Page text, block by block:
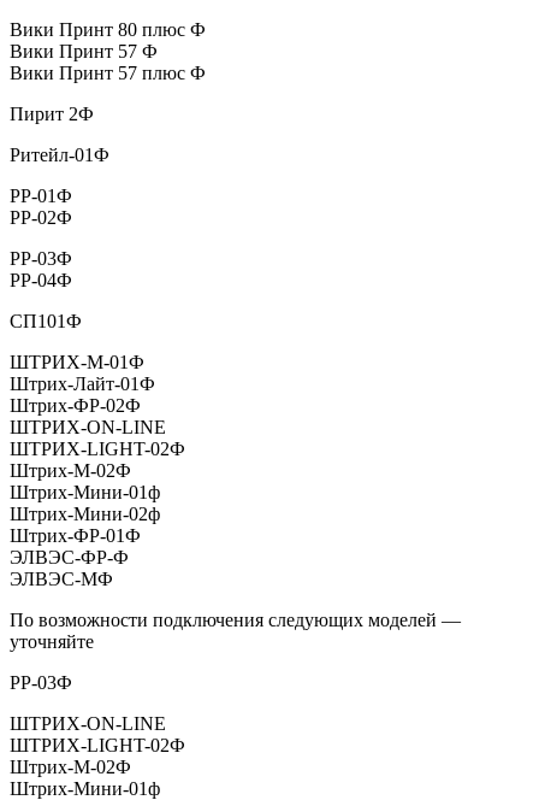
Вики Принт 80 плюс Ф
Вики Принт 57 Ф
Вики Принт 57 плюс Ф
Пирит 2Ф
Ритейл-01Ф
РР-01Ф
РР-02Ф
РР-03Ф
РР-04Ф
СП101Ф
ШТРИХ-М-01Ф
Штрих-Лайт-01Ф
Штрих-ФР-02Ф
ШТРИХ-ON-LINE
ШТРИХ-LIGHT-02Ф
Штрих-М-02Ф
Штрих-Мини-01ф
Штрих-Мини-02ф
Штрих-ФР-01Ф
ЭЛВЭС-ФР-Ф
ЭЛВЭС-МФ
По возможности подключения следующих моделей —
уточняйте
РР-03Ф
ШТРИХ-ON-LINE
ШТРИХ-LIGHT-02Ф
Штрих-М-02Ф
Штрих-Мини-01ф